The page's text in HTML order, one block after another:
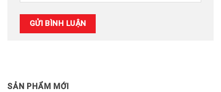
SẢN PHẨM MỚI